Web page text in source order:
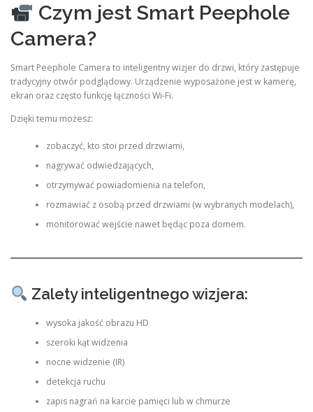
Czym jest Smart Peephole
Camera?
Smart Peephole Camera to inteligentny wizjer do drzwi, który zastępuje
tradycyjny otwór podglądowy. Urządzenie wyposażone jest w kamerę,
ekran oraz często funkcję łączności Wi-Fi.
Dzięki temu możesz:
zobaczyć, kto stoi przed drzwiami,
nagrywać odwiedzających,
otrzymywać powiadomienia na telefon,
rozmawiać z osobą przed drzwiami (w wybranych modelach),
monitorować wejście nawet będąc poza domem.
Zalety inteligentnego wizjera:
wysoka jakość obrazu HD
szeroki kąt widzenia
nocne widzenie (IR)
detekcja ruchu
zapis nagrań na karcie pamięci lub w chmurze